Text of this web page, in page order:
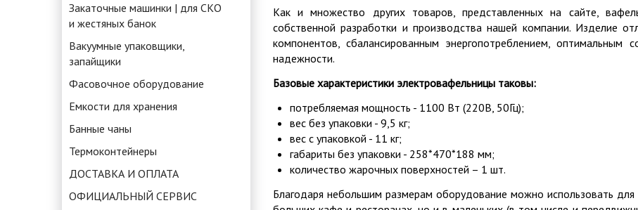
Закаточные машинки | для СКО
и жестяных банок
Вакуумные упаковщики,
запайщики
Фасовочное оборудование
Емкости для хранения
Банные чаны
Термоконтейнеры
ДОСТАВКА И ОПЛАТА
ОФИЦИАЛЬНЫЙ СЕРВИС
Как и множество других товаров, представленных на сайте,
собственной разработки и производства нашей компании. Изделие
компонентов, сбалансированным энергопотреблением, оптимальным
надежности.
Базовые характеристики электровафельницы таковы:
потребляемая мощность - 1100 Вт (220В, 50Гц);
вес без упаковки - 9,5 кг;
вес с упаковкой - 11 кг;
габариты без упаковки - 258*470*188 мм;
количество жарочных поверхностей – 1 шт.
Благодаря небольшим размерам оборудование можно использовать для